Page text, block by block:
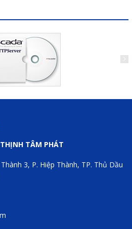
TÂM PHÁT
3, P. Hiệp Thành, TP. Thủ Dầu
-
biến